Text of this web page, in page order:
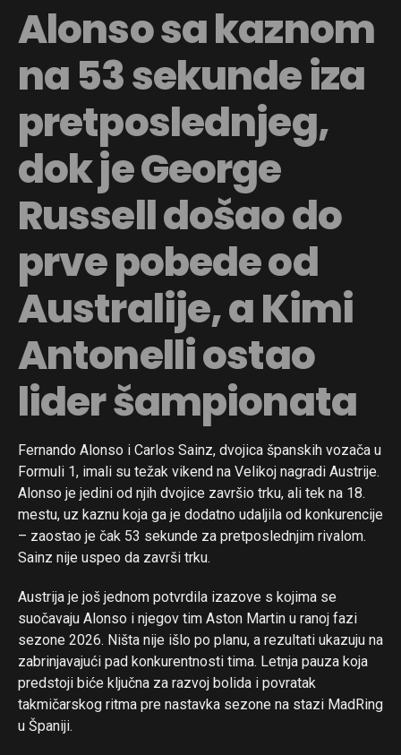
Alonso sa kaznom
na 53 sekunde iza
pretposlednjeg,
dok je George
Russell došao do
prve pobede od
Australije, a Kimi
Antonelli ostao
lider šampionata
Fernando Alonso i Carlos Sainz, dvojica španskih vozača u
Formuli 1, imali su težak vikend na Velikoj nagradi Austrije.
Alonso je jedini od njih dvojice završio trku, ali tek na 18.
mestu, uz kaznu koja ga je dodatno udaljila od konkurencije
– zaostao je čak 53 sekunde za pretposlednjim rivalom.
Sainz nije uspeo da završi trku.
Austrija je još jednom potvrdila izazove s kojima se
suočavaju Alonso i njegov tim Aston Martin u ranoj fazi
sezone 2026. Ništa nije išlo po planu, a rezultati ukazuju na
zabrinjavajući pad konkurentnosti tima. Letnja pauza koja
predstoji biće ključna za razvoj bolida i povratak
takmičarskog ritma pre nastavka sezone na stazi MadRing
u Španiji.